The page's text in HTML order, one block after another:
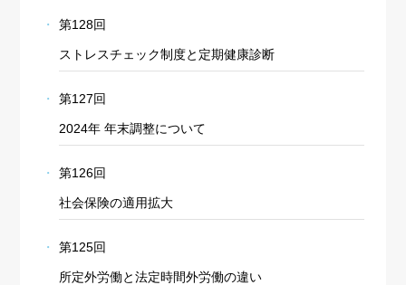
第128回
ストレスチェック制度と定期健康診断
第127回
2024年 年末調整について
第126回
社会保険の適用拡大
第125回
所定外労働と法定時間外労働の違い